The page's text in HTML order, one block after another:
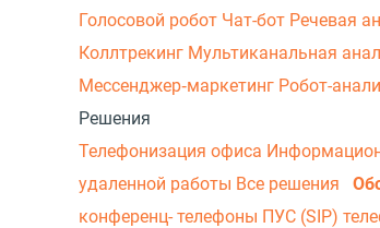
Голосовой робот Чат-бот Речевая
Коллтрекинг Мультиканальная
Мессенджер‑маркетинг Робот-
Решения
Телефонизация офиса
удаленной работы Все решения
конференц- телефоны ПУС (SIP)